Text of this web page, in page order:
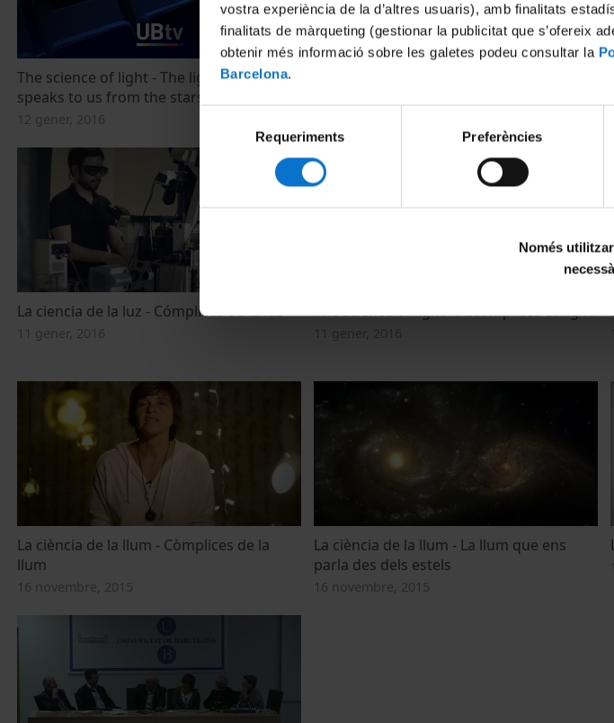
vostra experiència de la d’altres usuaris), amb finalitats
finalitats de màrqueting (gestionar la publicitat que s’ofereix
obtenir més informació sobre les galetes podeu consultar la
Barcelona.
consentiment
Requeriments Preferències
Només
The science of light - The light that
speaks to us from the stars
12 gener, 2016
La ciencia de la luz - Cómplices de la luz
11 gener, 2016
The science of light - Accomplices of light
La ciència de la llum - Còmplices de la
llum
16 novembre, 2015
La ciència de la llum - La llum que ens
parla des dels estels
16 novembre, 2015